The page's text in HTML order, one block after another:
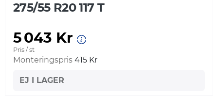
275/55 R20 117 T
5 043 Kr
Pris / st
Monteringspris 415 Kr
EJ I LAGER